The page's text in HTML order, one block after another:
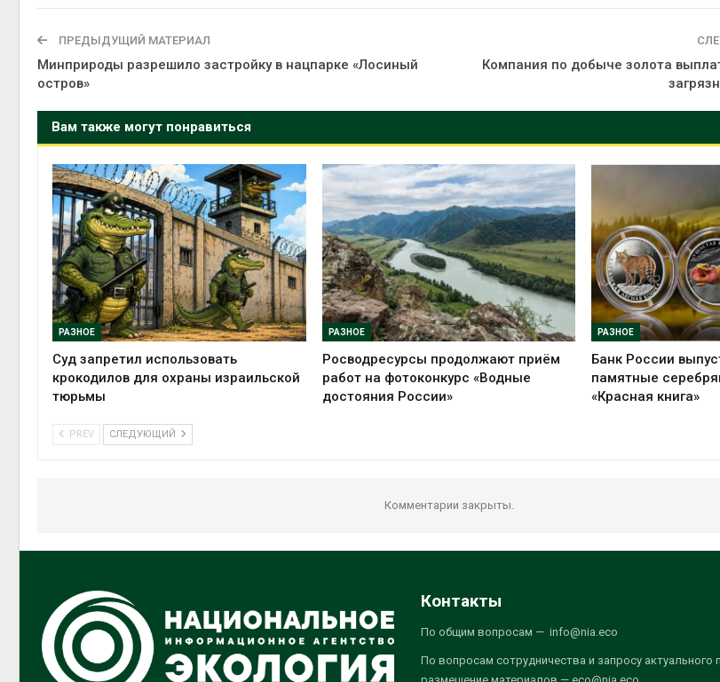
ПРЕДЫДУЩИЙ МАТЕРИАЛ
Минприроды разрешило застройку в нацпарке «Лосиный
остров»
Компания по добыче золота
Вам также могут понравиться
РАЗНОЕ
Суд запретил использовать
крокодилов для охраны израильской
тюрьмы
РАЗНОЕ
Росводресурсы продолжают приём
работ на фотоконкурс «Водные
достояния России»
РАЗНОЕ
Банк России
памятные
«Красная книга»
PREV СЛЕДУЮЩИЙ
Комментарии закрыты.
Контакты
По общим вопросам — info@nia.eco
По вопросам сотрудничества и запросу актуального